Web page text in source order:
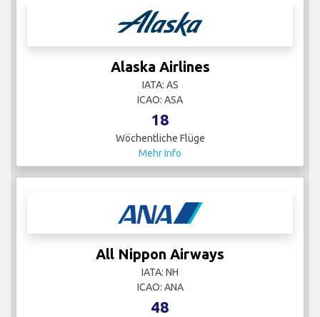
Alaska Airlines
IATA: AS
ICAO: ASA
18
Wöchentliche Flüge
Mehr Info
All Nippon Airways
IATA: NH
ICAO: ANA
48